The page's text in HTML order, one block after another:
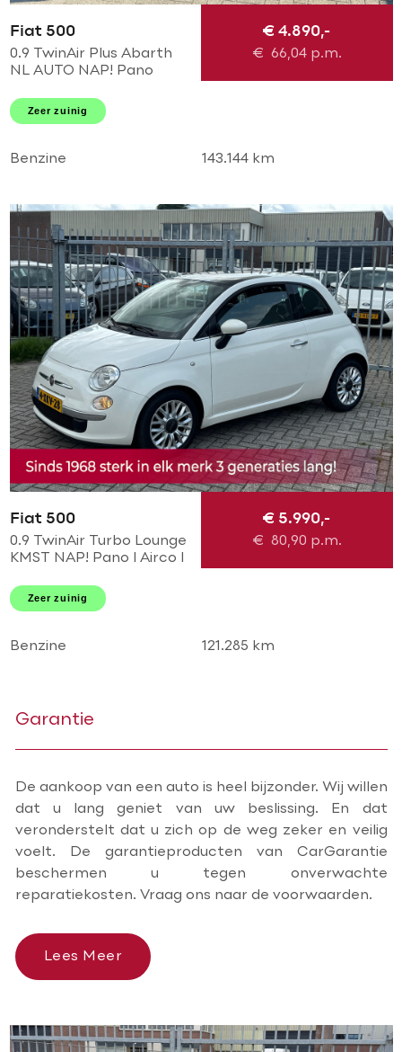
Fiat 500
0.9 TwinAir Plus Abarth
NL AUTO NAP! Pano
pakket l MTF-stuur l
Airco! Dealer OH l
€ 4.890,-
€ 66,04p.m.
Zeer zuinig
Benzine 143.144 km
Fiat 500
0.9 TwinAir Turbo Lounge
KMST NAP! Pano l Airco l
LMV! TOPSTAAT l
DEALER OH!
€ 5.990,-
€ 80,90 p.m.
Zeer zuinig
Benzine 121.285 km
Garantie
De aankoop van een auto is heel bijzonder. Wij willen
dat u lang geniet van uw beslissing. En dat
veronderstelt dat u zich op de weg zeker en veilig
voelt. De garantieproducten van CarGarantie
beschermen u tegen onverwachte
reparatiekosten. Vraag ons naar de voorwaarden.
Lees Meer